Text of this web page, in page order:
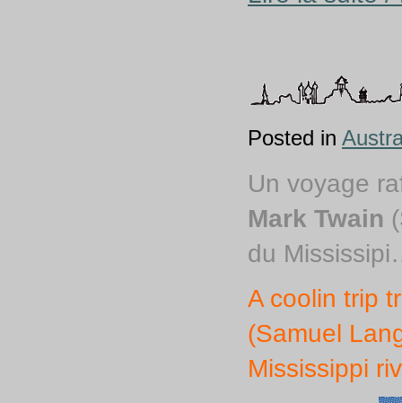
Posted in
Un voyage
Mark Twain
du
A coolin trip
(Samuel
Mississippi